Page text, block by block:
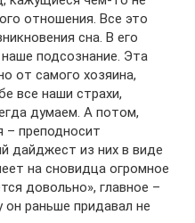
отношения. Все это
сна. В его
подсознание. Эта
от самого хозяина,
все наши страхи,
думаем. А потом,
– преподносит
дайджест из них в виде
на сновидца огромное
довольно», главное –
раньше придавал не